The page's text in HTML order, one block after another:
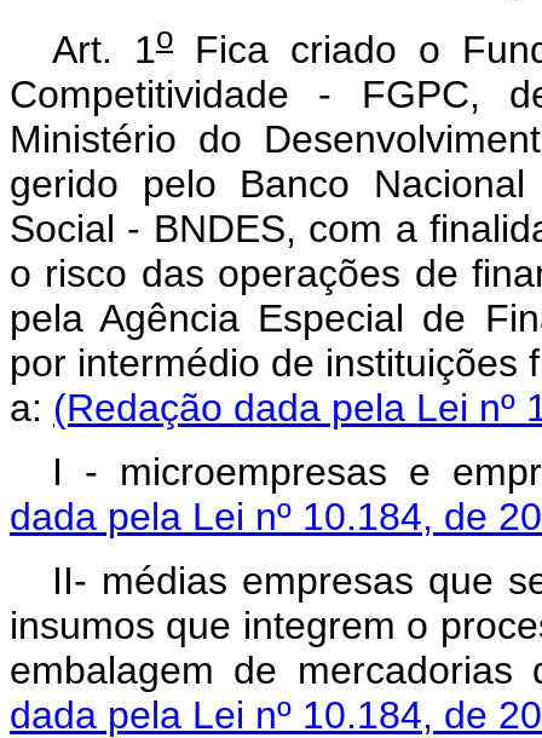
Art. 1o Fica criado o
Competitividade - FGPC,
Ministério do
gerido pelo Banco
Social - BNDES, com a
o risco das operações de
pela Agência Especial de
por intermédio de instituições
a: (Redação dada pela Lei nº
I - microempresas e
dada pela Lei nº 10.184, de
II- médias empresas que
insumos que integrem o
embalagem de
dada pela Lei nº 10.184, de